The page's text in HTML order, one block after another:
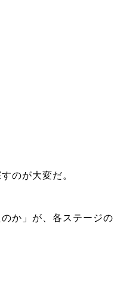
のが大変だ。
か」が、各ステージの